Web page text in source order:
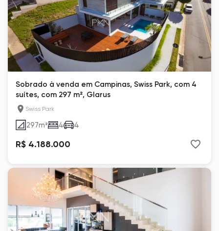
Sobrado à venda em Campinas, Swiss Park, com 4
suítes, com 297 m², Glarus
Swiss Park
297m² 4 4
R$ 4.188.000